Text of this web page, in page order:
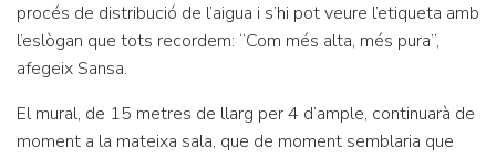
procés de distribució de l’aigua i s’hi pot veure l’etiqueta amb
l’eslògan que tots recordem: “Com més alta, més pura”,
afegeix Sansa.
El mural, de 15 metres de llarg per 4 d’ample, continuarà de
moment a la mateixa sala, que de moment semblaria que